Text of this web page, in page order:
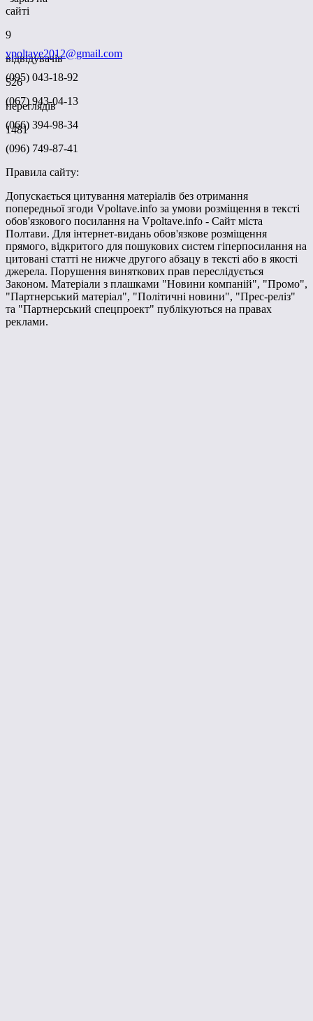
сайті
9
відвідувачів
526
переглядів
1481
vpoltave2012@gmail.com
(095) 043-18-92
(067) 943-04-13
(066) 394-98-34
(096) 749-87-41
Правила сайту:
Допускається цитування матеріалів без отримання
попередньої згоди Vpoltave.info за умови розміщення в тексті
обов'язкового посилання на Vpoltave.info - Сайт міста
Полтави. Для інтернет-видань обов'язкове розміщення
прямого, відкритого для пошукових систем гіперпосилання на
цитовані статті не нижче другого абзацу в тексті або в якості
джерела. Порушення виняткових прав переслідується
Законом. Матеріали з плашками "Новини компаній", "Промо",
"Партнерський матеріал", "Політичні новини", "Прес-реліз"
та "Партнерський спецпроект" публікуються на правах
реклами.